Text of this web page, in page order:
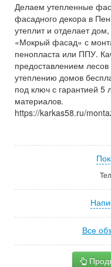
Делаем утепленные
фасадного декора в
утеплит и отделает
«Мокрый фасад» с
пенопласта или ППУ.
предоставлением
утеплению домов
под ключ с гарантией 5
материалов.
https://karkas58.ru/
Все